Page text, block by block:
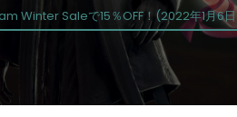
Winter Saleで15％OFF！(2022年1月6